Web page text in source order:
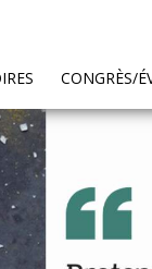
CONGRÈS/